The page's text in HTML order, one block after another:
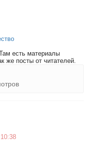
Там есть материалы
же посты от читателей.